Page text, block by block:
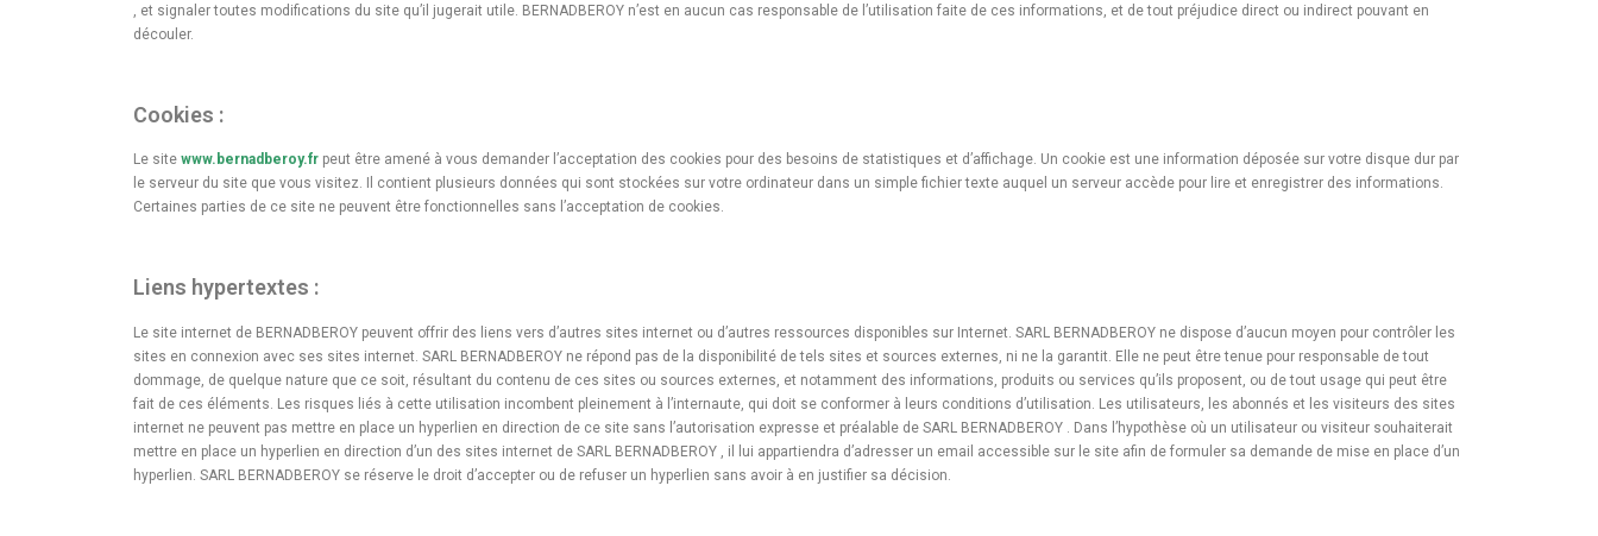
, et signaler toutes modifications du site qu’il jugerait utile. BERNADBEROY n’est en aucun cas responsable de l’utilisation faite de ces informations, et de tout préjudice direct ou indirect pouvant en
découler.
Cookies :
Le site www.bernadberoy.fr peut être amené à vous demander l’acceptation des cookies pour des besoins de statistiques et d’affichage. Un cookie est une information déposée sur votre disque dur par
le serveur du site que vous visitez. Il contient plusieurs données qui sont stockées sur votre ordinateur dans un simple fichier texte auquel un serveur accède pour lire et enregistrer des informations.
Certaines parties de ce site ne peuvent être fonctionnelles sans l’acceptation de cookies.
Liens hypertextes :
Le site internet de BERNADBEROY peuvent offrir des liens vers d’autres sites internet ou d’autres ressources disponibles sur Internet. SARL BERNADBEROY ne dispose d’aucun moyen pour contrôler les
sites en connexion avec ses sites internet. SARL BERNADBEROY ne répond pas de la disponibilité de tels sites et sources externes, ni ne la garantit. Elle ne peut être tenue pour responsable de tout
dommage, de quelque nature que ce soit, résultant du contenu de ces sites ou sources externes, et notamment des informations, produits ou services qu’ils proposent, ou de tout usage qui peut être
fait de ces éléments. Les risques liés à cette utilisation incombent pleinement à l’internaute, qui doit se conformer à leurs conditions d’utilisation. Les utilisateurs, les abonnés et les visiteurs des sites
internet ne peuvent pas mettre en place un hyperlien en direction de ce site sans l’autorisation expresse et préalable de SARL BERNADBEROY . Dans l’hypothèse où un utilisateur ou visiteur souhaiterait
mettre en place un hyperlien en direction d’un des sites internet de SARL BERNADBEROY , il lui appartiendra d’adresser un email accessible sur le site afin de formuler sa demande de mise en place d’un
hyperlien. SARL BERNADBEROY se réserve le droit d’accepter ou de refuser un hyperlien sans avoir à en justifier sa décision.